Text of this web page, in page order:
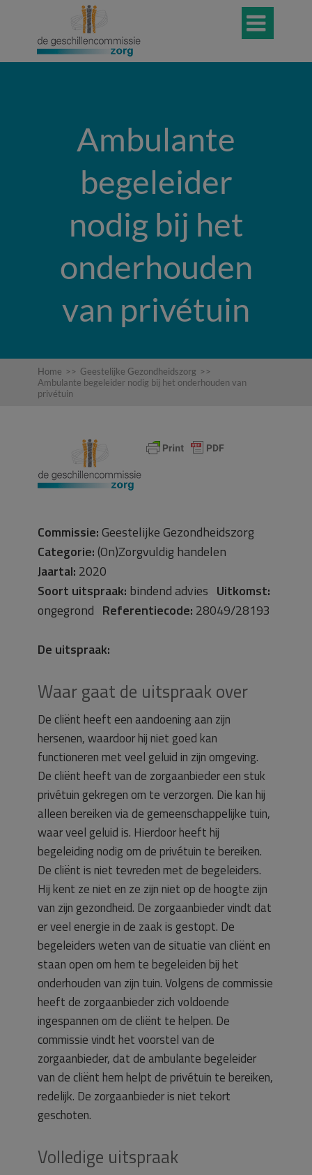

Ambulante
begeleider
nodig bij het
onderhouden
van privétuin
Home >> Geestelijke Gezondheidszorg >>
Ambulante begeleider nodig bij het onderhouden van
privétuin
Commissie:Geestelijke Gezondheidszorg
Categorie:(On)Zorgvuldig handelen
Jaartal: 2020
Soort uitspraak: bindend advies Uitkomst:
ongegrond Referentiecode: 28049/28193
De uitspraak:
Waar gaat de uitspraak over
De cliënt heeft een aandoening aan zijn
hersenen, waardoor hij niet goed kan
functioneren met veel geluid in zijn omgeving.
De cliënt heeft van de zorgaanbieder een stuk
privétuin gekregen om te verzorgen. Die kan hij
alleen bereiken via de gemeenschappelijke tuin,
waar veel geluid is. Hierdoor heeft hij
begeleiding nodig om de privétuin te bereiken.
De cliënt is niet tevreden met de begeleiders.
Hij kent ze niet en ze zijn niet op de hoogte zijn
van zijn gezondheid. De zorgaanbieder vindt dat
er veel energie in de zaak is gestopt. De
begeleiders weten van de situatie van cliënt en
staan open om hem te begeleiden bij het
onderhouden van zijn tuin. Volgens de commissie
heeft de zorgaanbieder zich voldoende
ingespannen om de cliënt te helpen. De
commissie vindt het voorstel van de
zorgaanbieder, dat de ambulante begeleider
van de cliënt hem helpt de privétuin te bereiken,
redelijk. De zorgaanbieder is niet tekort
geschoten.
Volledige uitspraak